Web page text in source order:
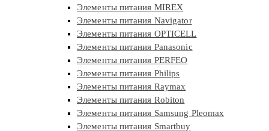
Элементы питания MIREX
Элементы питания Navigator
Элементы питания OPTICELL
Элементы питания Panasonic
Элементы питания PERFEO
Элементы питания Philips
Элементы питания Raymax
Элементы питания Robiton
Элементы питания Samsung Pleomax
Элементы питания Smartbuy